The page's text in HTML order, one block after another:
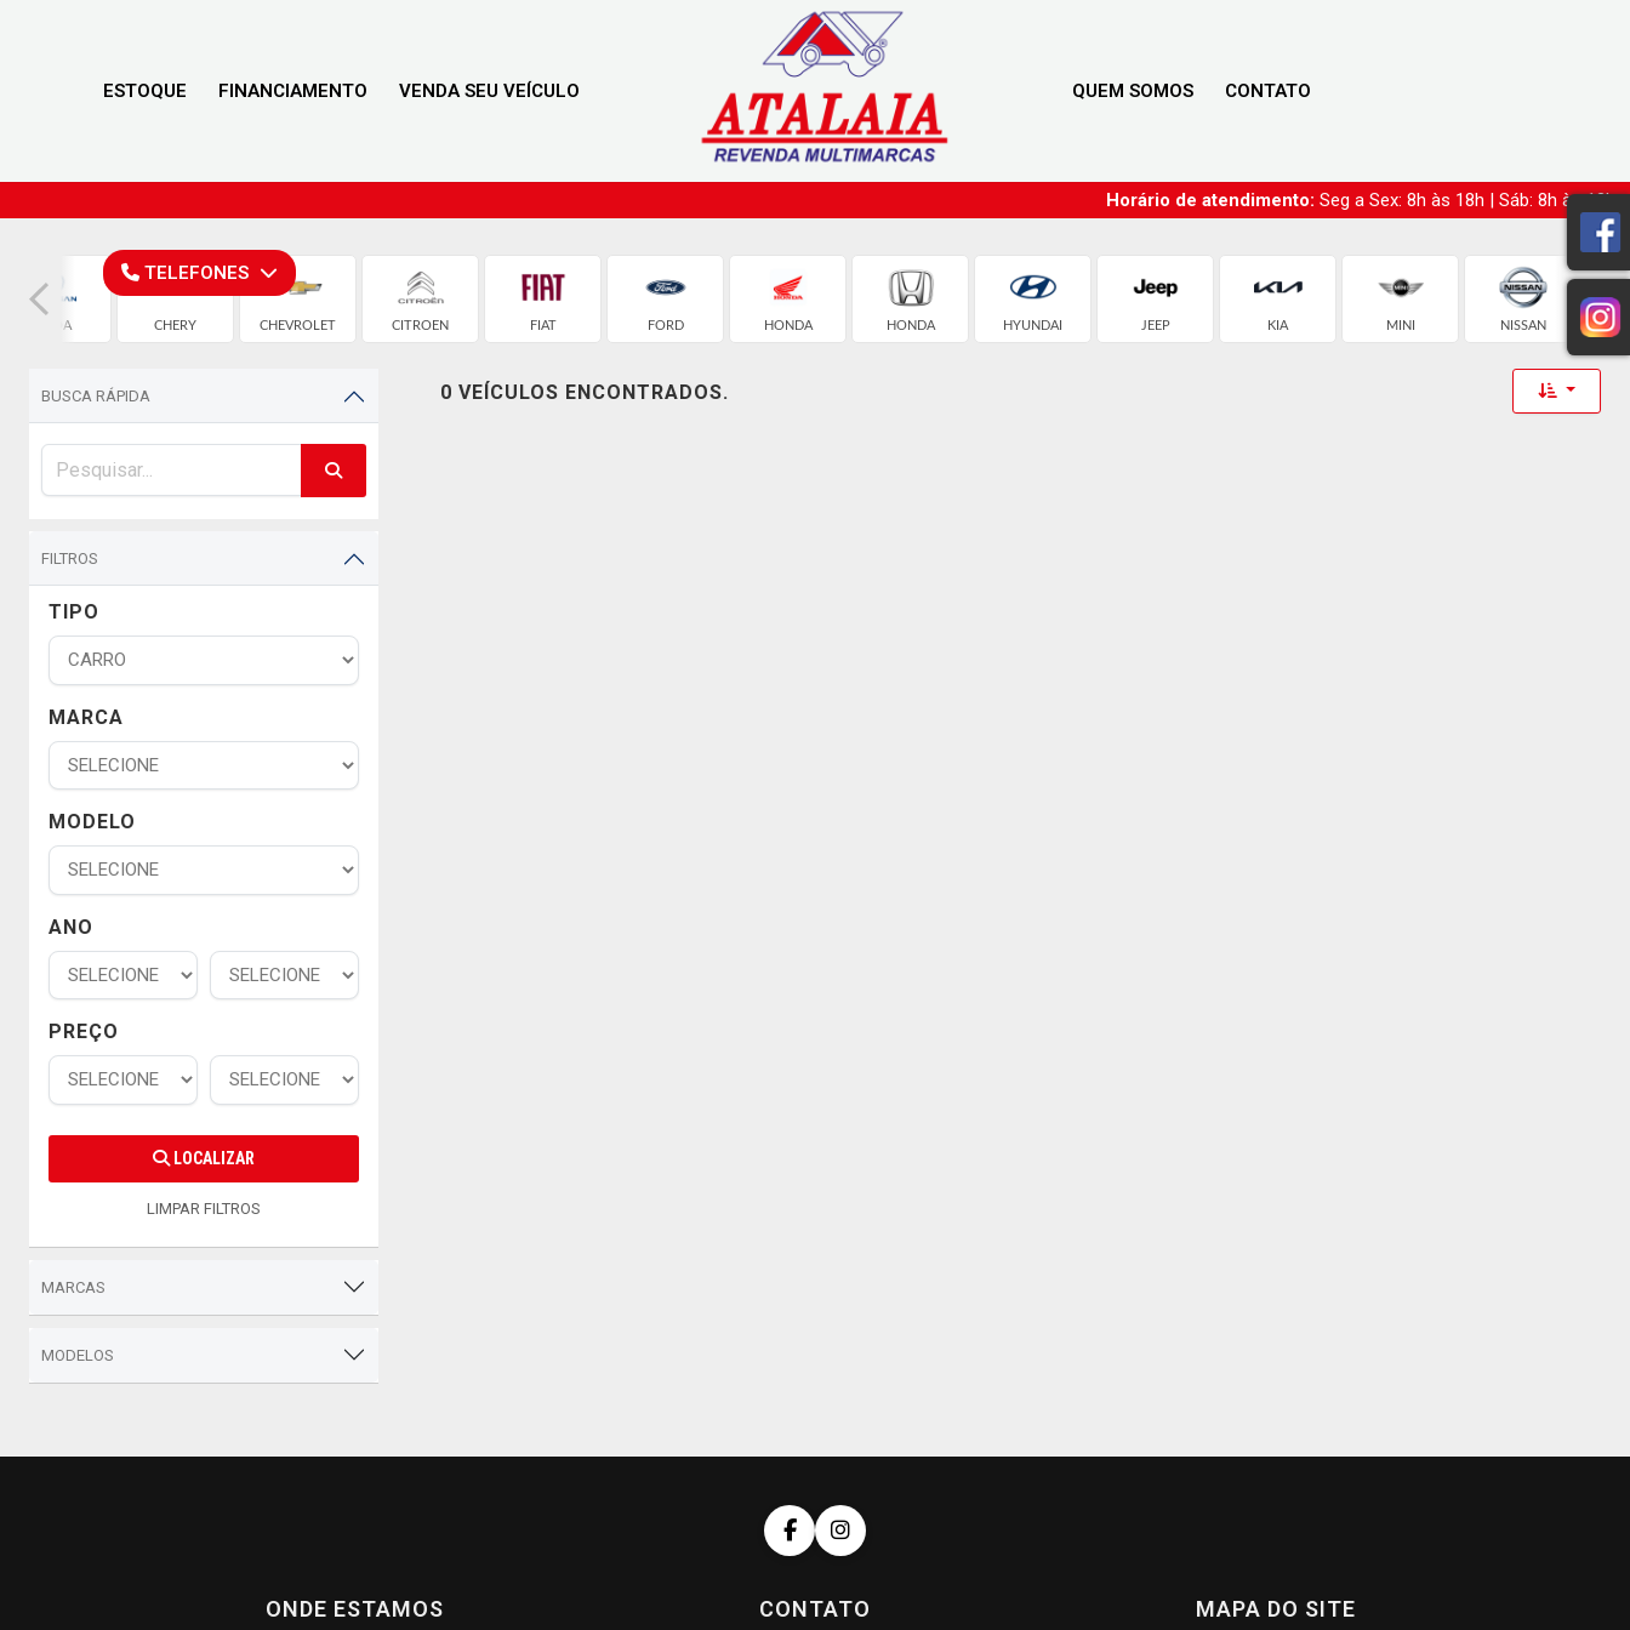
ESTOQUE FINANCIAMENTO VENDA SEU VEÍCULO QUEM SOMOS CONTATO
TELEFONES
Horário de atendimento: Seg a Sex: 8h às 18h | Sáb: 8h às 12h
CAOA CHERY CHEVROLET CITROEN FIAT FORD HONDA HONDA HYUNDAI JEEP KIA MINI NISSAN
BUSCA RÁPIDA
FILTROS
TIPO
MARCA
MODELO
ANO
PREÇO
LOCALIZAR
LIMPAR FILTROS
MARCAS
MODELOS
0 VEÍCULOS ENCONTRADOS. Toggle
ONDE ESTAMOS CONTATO MAPA DO SITE